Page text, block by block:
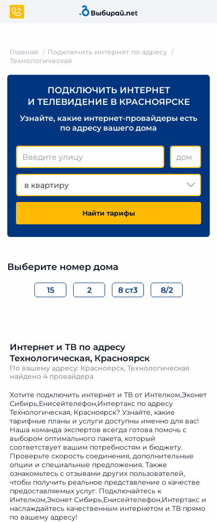
Главная
Подключить интернет по адресу
Технологическая
ПОДКЛЮЧИТЬ ИНТЕРНЕТ
И ТЕЛЕВИДЕНИЕ В КРАСНОЯРСКЕ
Узнайте, какие интернет-провайдеры есть
по адресу вашего дома
в квартиру
Найти тарифы
Выберите номер дома
15 2 8 ст3 8/2
Интернет и ТВ по адресу
Технологическая, Красноярск
По вашему адресу: Красноярск, Технологическая
найдено 4 провайдера
Хотите подключить интернет и ТВ от Интелком,Эконет
Сибирь,Енисейтелефон,Интертакс по адресу
Технологическая, Красноярск? Узнайте, какие
тарифные планы и услуги доступны именно для вас!
Наша команда экспертов всегда готова помочь с
выбором оптимального пакета, который
соответствует вашим потребностям и бюджету.
Проверьте скорость соединения, дополнительные
опции и специальные предложения. Также
ознакомьтесь с отзывами других пользователей,
чтобы получить реальное представление о качестве
предоставляемых услуг. Подключайтесь к
Интелком,Эконет Сибирь,Енисейтелефон,Интертакс и
наслаждайтесь качественным интернетом и ТВ прямо
по вашему адресу!